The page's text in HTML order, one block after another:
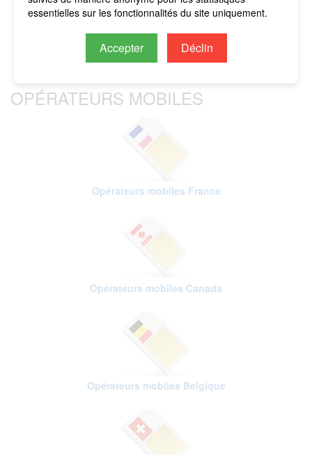
essentielles sur les fonctionnalités du site uniquement.
Accepter Déclin
imputés sur le crédit restant.
OPÉRATEURS MOBILES
Opérateurs mobiles France
Opérateurs mobiles Canada
Opérateurs mobiles Belgique